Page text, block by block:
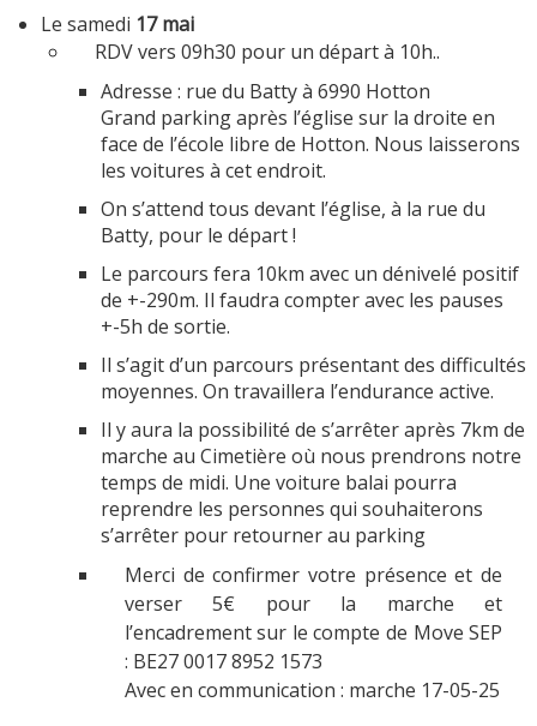
Le samedi 17 mai
RDV vers 09h30 pour un départ à 10h..
Adresse : rue du Batty à 6990 Hotton
Grand parking après l’église sur la droite en
face de l’école libre de Hotton. Nous laisserons
les voitures à cet endroit.
On s’attend tous devant l’église, à la rue du
Batty, pour le départ !
Le parcours fera 10km avec un dénivelé positif
de +-290m. Il faudra compter avec les pauses
+-5h de sortie.
Il s’agit d’un parcours présentant des difficultés
moyennes. On travaillera l’endurance active.
Il y aura la possibilité de s’arrêter après 7km de
marche au Cimetière où nous prendrons notre
temps de midi. Une voiture balai pourra
reprendre les personnes qui souhaiterons
s’arrêter pour retourner au parking
Merci de confirmer votre présence et de
verser 5€ pour la marche et
l’encadrement sur le compte de Move SEP
: BE27 0017 8952 1573
Avec en communication : marche 17-05-25